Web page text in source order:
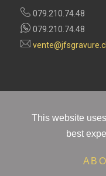
079.210.74.48
079.210.74.48
PAIEMENT 100%
This website
best